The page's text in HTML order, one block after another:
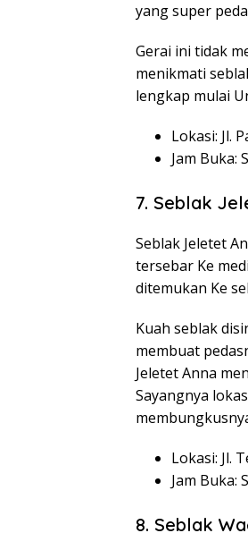
yang super
Gerai ini tidak
menikmati
lengkap mulai
Lokasi: Jl.
Jam Buka:
7. Seblak
Seblak Jeletet
tersebar Ke
ditemukan Ke
Kuah seblak
membuat
Jeletet Anna
Sayangnya
Lokasi: Jl.
Jam Buka:
8. Seblak